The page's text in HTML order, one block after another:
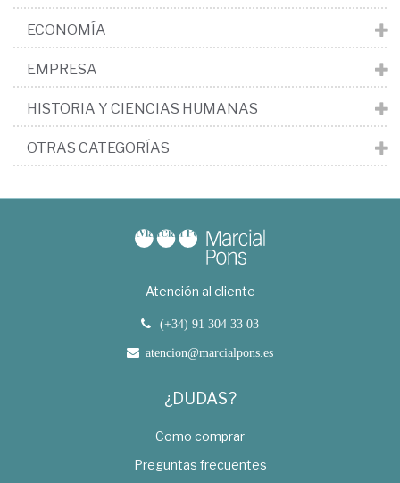
ECONOMÍA
EMPRESA
HISTORIA Y CIENCIAS HUMANAS
OTRAS CATEGORÍAS
Atención al cliente
(+34) 91 304 33 03
atencion@marcialpons.es
¿DUDAS?
Como comprar
Preguntas frecuentes